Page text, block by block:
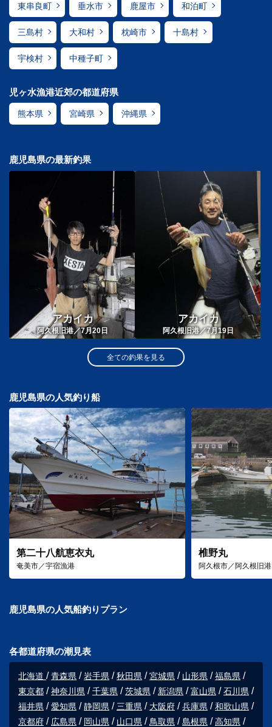
東串良町 垂水市 鹿屋市 和泊町
三島村 大和村 枕崎市 十島村
宇検村 中種子町
児ヶ水漁港近郊の都道府県
熊本県 宮崎県 沖縄県
鹿児島県の最新釣果
アカイカ
阿久根旧港／7月20日
アカイカ
阿久根旧港／7月19日
全ての釣果を見る
鹿児島県の人気釣り船
第二十八航恵衣丸
奄美市／宇宿漁港
椎野丸
阿久根市／阿久根旧港
鹿児島県の人気船釣りプラン
各都道府県の潮見表
北海道 青森県 岩手県 秋田県 宮城県 山形県
福島県
東京都
神奈川県 千葉県 茨城県 新潟県 富山県
石川県
福井県
愛知県 静岡県 三重県 大阪府 兵庫県
和歌山県
京都府
広島県 岡山県 山口県 鳥取県 島根県
高知県